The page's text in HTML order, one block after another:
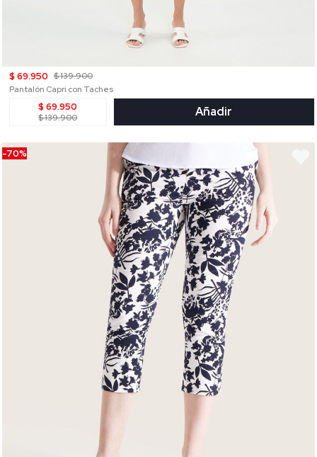
$ 69.950 $ 139.900
Pantalón Capri con Taches
$ 69.950
$ 139.900 Añadir
-70%